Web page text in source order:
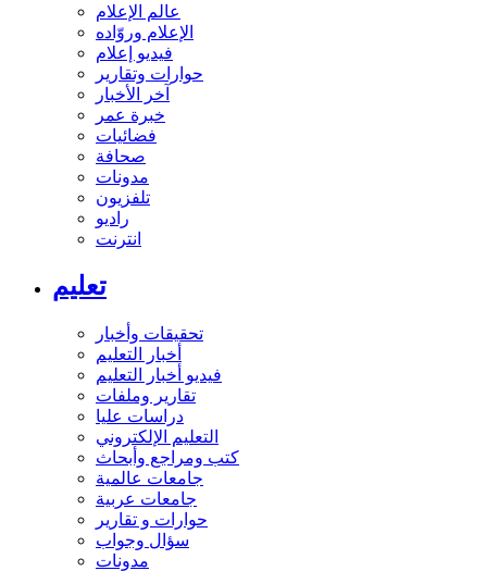
عالم الإعلام
الإعلام وروّاده
فيديو إعلام
حوارات وتقارير
آخر الأخبار
خبرة عمر
فضائيات
صحافة
مدونات
تلفزيون
راديو
انترنت
تعليم
تحقيقات وأخبار
أخبار التعليم
فيديو أخبار التعليم
تقارير وملفات
دراسات عليا
التعليم الإلكتروني
كتب ومراجع وأبحاث
جامعات عالمية
جامعات عربية
حوارات و تقارير
سؤال وجواب
مدونات